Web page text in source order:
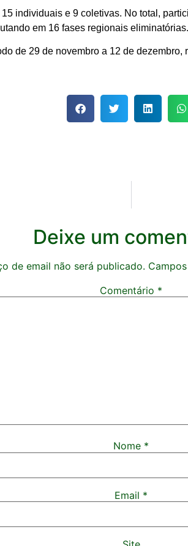
individuais e 9 coletivas. No total,
em 16 fases regionais eliminatórias.
de 29 de novembro a 12 de
Deixe um
de email não será publicado.
Comentário *
Nome *
Email *